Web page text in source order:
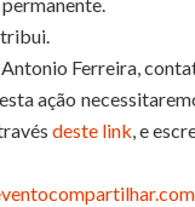
Antonio Ferreira,
ação
deste link, e